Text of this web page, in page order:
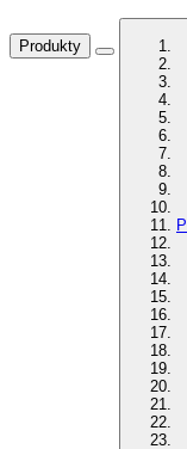
Produkty